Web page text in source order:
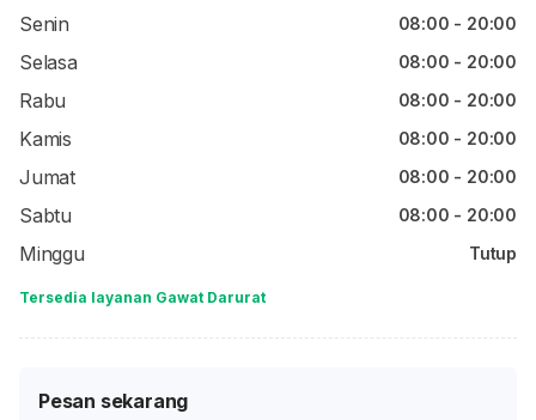
Senin 08:00 - 20:00
Selasa 08:00 - 20:00
Rabu 08:00 - 20:00
Kamis 08:00 - 20:00
Jumat 08:00 - 20:00
Sabtu 08:00 - 20:00
Minggu Tutup
Tersedia layanan Gawat Darurat
Pesan sekarang